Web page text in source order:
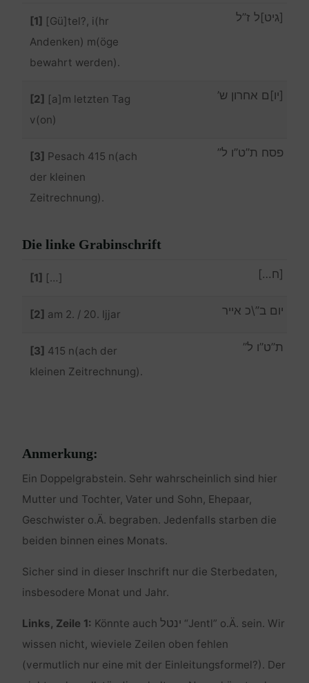
[1] [Gü]tel?, i(hr
Andenken) m(öge
bewahrt werden).
[גיט]ל ז”ל
[2] [a]m letzten Tag
v(on)
[יו]ם אחרון ש’
[3] Pesach 415 n(ach
der kleinen
Zeitrechnung).
פסח ת”ט”ו ל”
Die linke Grabinschrift
[1] […] [ח…]
[2] am 2. / 20. Ijjar יום ב”\כ אייר
[3] 415 n(ach der
kleinen Zeitrechnung).
ת”ט”ו ל”
Anmerkung:
Ein Doppelgrabstein. Sehr wahrscheinlich sind hier
Mutter und Tochter, Vater und Sohn, Ehepaar,
Geschwister o.Ä. begraben. Jedenfalls starben die
beiden binnen eines Monats.
Sicher sind in dieser Inschrift nur die Sterbedaten,
insbesodere Monat und Jahr.
Links, Zeile 1: Könnte auch ינטל “Jentl” o.Ä. sein. Wir
wissen nicht, wieviele Zeilen oben fehlen
(vermutlich nur eine mit der Einleitungsformel?). Der